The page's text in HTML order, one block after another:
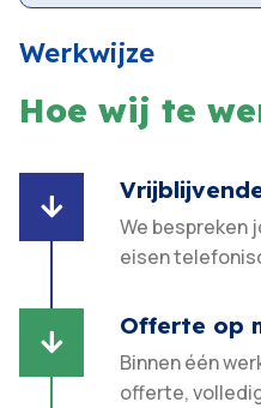
Werkwijze
Hoe wij te

We bespreken
eisen

Offerte op
Binnen één
offerte,